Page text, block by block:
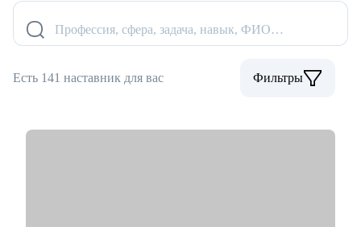
Профессия, сфера, задача, навык, ФИО…
Есть 141 наставник для вас Фильтры